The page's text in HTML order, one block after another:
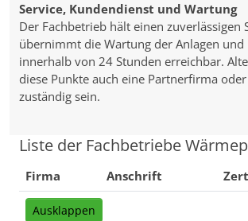
Service, Kundendienst und Wartung
Der Fachbetrieb hält einen zuverlässigen
übernimmt die Wartung der Anlagen
innerhalb von 24 Stunden erreichbar.
diese Punkte auch eine Partnerfirma
zuständig sein.
Liste der Fachbetriebe
Firma Anschrift
Ausklappen